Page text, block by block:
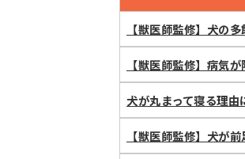
【獣医師監修】犬の
【獣医師監修】病気
犬が丸まって寝る理
【獣医師監修】犬が